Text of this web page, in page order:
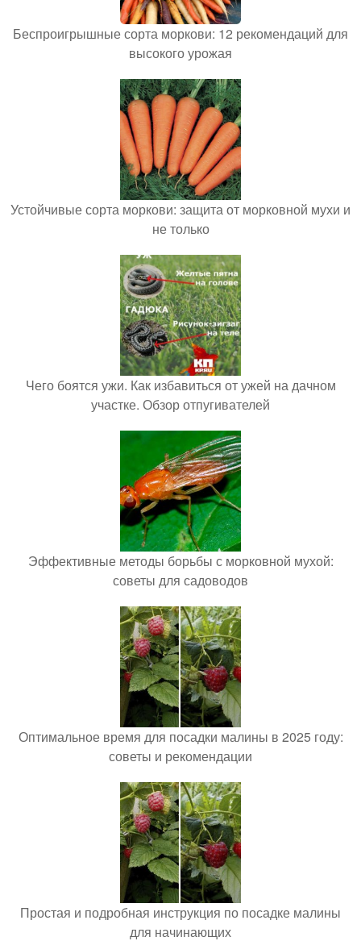
Беспроигрышные сорта моркови: 12 рекомендаций для
высокого урожая
Устойчивые сорта моркови: защита от морковной мухи и
не только
Чего боятся ужи. Как избавиться от ужей на дачном
участке. Обзор отпугивателей
Эффективные методы борьбы с морковной мухой:
советы для садоводов
Оптимальное время для посадки малины в 2025 году:
советы и рекомендации
Простая и подробная инструкция по посадке малины
для начинающих